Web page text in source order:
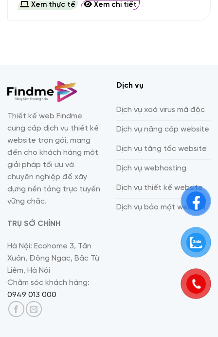
Xem thực tế Xem chi tiết
Thiết kế web Findme
cung cấp dịch vụ thiết kế
website trọn gói, mang
đến cho khách hàng một
giải pháp tối ưu và
chuyên nghiệp để xây
dựng nền tảng trực tuyến
vững chắc.
TRỤ SỞ CHÍNH
Hà Nội: Ecohome 3, Tân
Xuân, Đông Ngạc, Bắc Từ
Liêm, Hà Nội
Chăm sóc khách hàng:
0949 013 000
Dịch vụ
Dịch vụ xoá virus mã độc
Dịch vụ nâng cấp website
Dịch vụ tăng tốc website
Dịch vụ webhosting
Dịch vụ thiết kế website
Dịch vụ bảo mật website